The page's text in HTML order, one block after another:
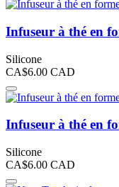
Infuseur à thé en
Silicone
CA$6.00 CAD
Infuseur à thé en
Silicone
CA$6.00 CAD